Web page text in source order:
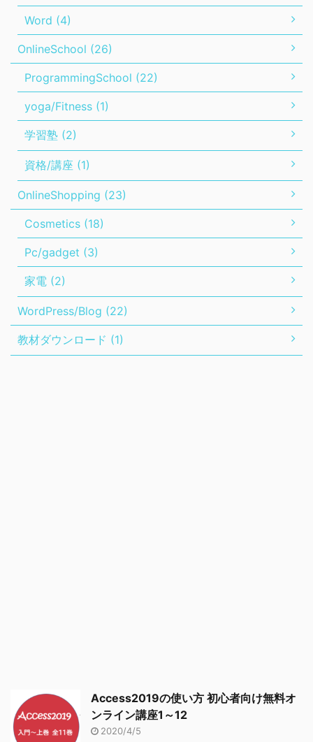
Word (4)
OnlineSchool (26)
ProgrammingSchool (22)
yoga/Fitness (1)
学習塾 (2)
資格/講座 (1)
OnlineShopping (23)
Cosmetics (18)
Pc/gadget (3)
家電 (2)
WordPress/Blog (22)
教材ダウンロード (1)
Access2019の使い方 初心者向け無料オ
ンライン講座1～12
2020/4/5